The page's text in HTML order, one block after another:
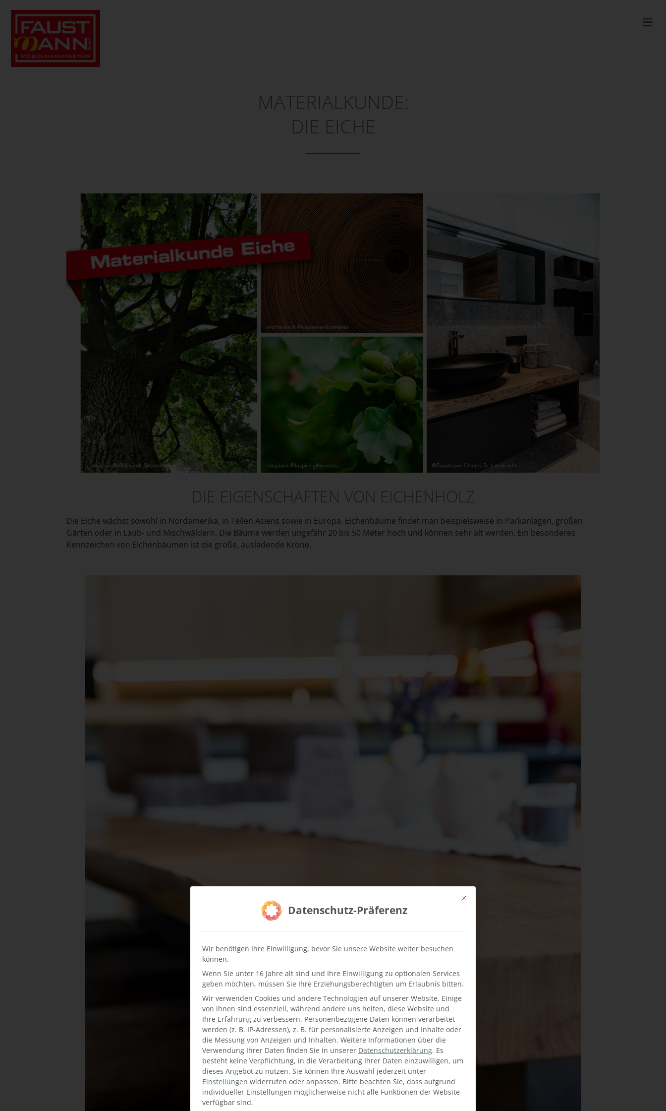
MATERIALKUNDE:
DIE EICHE
DIE EIGENSCHAFTEN VON EICHENHOLZ
Die Eiche wächst sowohl in Nordamerika, in Teilen Asiens sowie in Europa. Eichenbäume findet man beispielsweise in Parkanlagen, großen
Gärten oder in Laub- und Mischwäldern. Die Bäume werden ungefähr 20 bis 50 Meter hoch und können sehr alt werden. Ein besonderes
Kennzeichen von Eichenbäumen ist die große, ausladende Krone.
Mit diesem Button wird der Dialog geschlossen. Seine Funktionalität ist
Datenschutz-Präferenz
Wir benötigen Ihre Einwilligung, bevor Sie unsere Website weiter besuchen
können.
Wenn Sie unter 16 Jahre alt sind und Ihre Einwilligung zu optionalen Services
geben möchten, müssen Sie Ihre Erziehungsberechtigten um Erlaubnis bitten.
Wir verwenden Cookies und andere Technologien auf unserer Website. Einige
von ihnen sind essenziell, während andere uns helfen, diese Website und
Ihre Erfahrung zu verbessern. Personenbezogene Daten können verarbeitet
werden (z. B. IP-Adressen), z. B. für personalisierte Anzeigen und Inhalte oder
die Messung von Anzeigen und Inhalten. Weitere Informationen über die
Verwendung Ihrer Daten finden Sie in unserer Datenschutzerklärung. Es
besteht keine Verpflichtung, in die Verarbeitung Ihrer Daten einzuwilligen, um
dieses Angebot zu nutzen. Sie können Ihre Auswahl jederzeit unter
Einstellungen widerrufen oder anpassen. Bitte beachten Sie, dass aufgrund
individueller Einstellungen möglicherweise nicht alle Funktionen der Website
verfügbar sind.